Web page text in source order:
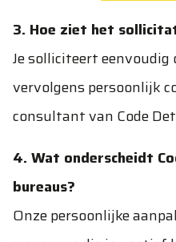
3. Hoe ziet het
Je solliciteert
vervolgens persoonlijk
consultant van Code
4. Wat onderscheidt
bureaus?
Onze persoonlijke